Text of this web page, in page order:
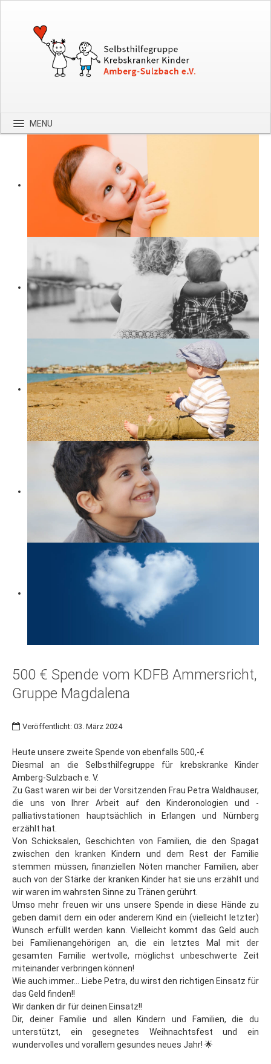
MENU
Spenden
Suchen
500 € Spende vom KDFB Ammersricht,
Gruppe Magdalena
Veröffentlicht: 03. März 2024
Heute unsere zweite Spende von ebenfalls 500,-€
Diesmal an die Selbsthilfegruppe für krebskranke Kinder
Amberg-Sulzbach e. V.
Zu Gast waren wir bei der Vorsitzenden Frau Petra Waldhauser,
die uns von Ihrer Arbeit auf den Kinderonologien und -
palliativstationen hauptsächlich in Erlangen und Nürnberg
erzählt hat.
Von Schicksalen, Geschichten von Familien, die den Spagat
zwischen den kranken Kindern und dem Rest der Familie
stemmen müssen, finanziellen Nöten mancher Familien, aber
auch von der Stärke der kranken Kinder hat sie uns erzählt und
wir waren im wahrsten Sinne zu Tränen gerührt.
Umso mehr freuen wir uns unsere Spende in diese Hände zu
geben damit dem ein oder anderem Kind ein (vielleicht letzter)
Wunsch erfüllt werden kann. Vielleicht kommt das Geld auch
bei Familienangehörigen an, die ein letztes Mal mit der
gesamten Familie wertvolle, möglichst unbeschwerte Zeit
miteinander verbringen können!
Wie auch immer... Liebe Petra, du wirst den richtigen Einsatz für
das Geld finden!!
Wir danken dir für deinen Einsatz!!
Dir, deiner Familie und allen Kindern und Familien, die du
unterstützt, ein gesegnetes Weihnachtsfest und ein
wundervolles und vorallem gesundes neues Jahr! 🌟